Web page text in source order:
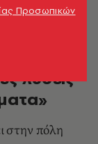
λύσεις
στην πόλη
Προσωπικών